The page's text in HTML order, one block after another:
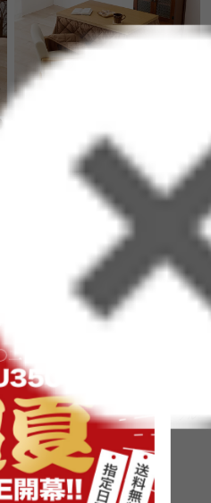
【3点セット】Maron 幅90cmダイニング
コタツ+こたつ布団+チェア1脚
【幅80cm】Rio 棚付きセンターテーブル
sold out
4件
¥2,999